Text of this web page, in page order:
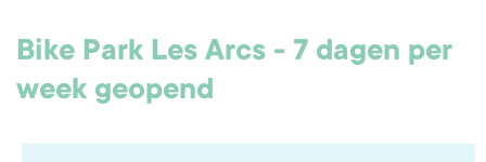
Bike Park Les Arcs - 7 dagen per
week geopend